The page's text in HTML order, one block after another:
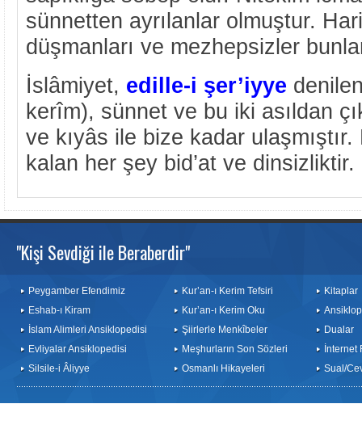
sünnetten ayrılanlar olmuştur.
düşmanları ve mezhepsizler
İslâmiyet, edille-i şer’iyye
kerîm), sünnet ve bu iki asıldan
ve kıyâs ile bize kadar ulaşmıştır.
kalan her şey bid’at ve dinsizliktir.
"Kişi Sevdiği ile Beraberdir"
Peygamber Efendimiz
Eshab-ı Kiram
İslam Alimleri Ansiklopedisi
Evliyalar Ansiklopedisi
Silsile-i Âliyye
Kur’an-ı Kerim Tefsiri
Kur’an-ı Kerim Oku
Şiirlerle Menkîbeler
Meşhurların Son Sözleri
Osmanlı Hikayeleri
Kitaplar
Dualar
İnternet
Sual/